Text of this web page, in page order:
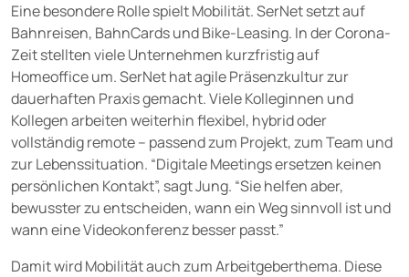
Eine besondere Rolle spielt Mobilität. SerNet setzt auf
Bahnreisen, BahnCards und Bike-Leasing. In der Corona-
Zeit stellten viele Unternehmen kurzfristig auf
Homeoffice um. SerNet hat agile Präsenzkultur zur
dauerhaften Praxis gemacht. Viele Kolleginnen und
Kollegen arbeiten weiterhin flexibel, hybrid oder
vollständig remote – passend zum Projekt, zum Team und
zur Lebenssituation. “Digitale Meetings ersetzen keinen
persönlichen Kontakt”, sagt Jung. “Sie helfen aber,
bewusster zu entscheiden, wann ein Weg sinnvoll ist und
wann eine Videokonferenz besser passt.”
Damit wird Mobilität auch zum Arbeitgeberthema. Diese